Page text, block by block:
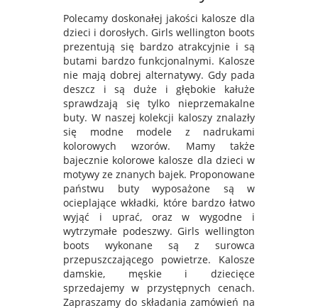
Polecamy doskonałej jakości kalosze dla
dzieci i dorosłych. Girls wellington boots
prezentują się bardzo atrakcyjnie i są
butami bardzo funkcjonalnymi. Kalosze
nie mają dobrej alternatywy. Gdy pada
deszcz i są duże i głębokie kałuże
sprawdzają się tylko nieprzemakalne
buty. W naszej kolekcji kaloszy znalazły
się modne modele z nadrukami
kolorowych wzorów. Mamy także
bajecznie kolorowe kalosze dla dzieci w
motywy ze znanych bajek. Proponowane
państwu buty wyposażone są w
ocieplające wkładki, które bardzo łatwo
wyjąć i uprać, oraz w wygodne i
wytrzymałe podeszwy. Girls wellington
boots wykonane są z surowca
przepuszczającego powietrze. Kalosze
damskie, męskie i dziecięce
sprzedajemy w przystępnych cenach.
Zapraszamy do składania zamówień na